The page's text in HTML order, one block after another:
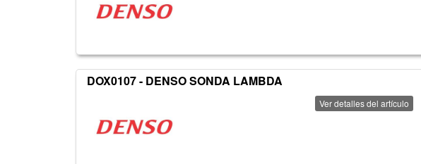
DOX0107 - DENSO SONDA LAMBDA
Ver detalles del artículo